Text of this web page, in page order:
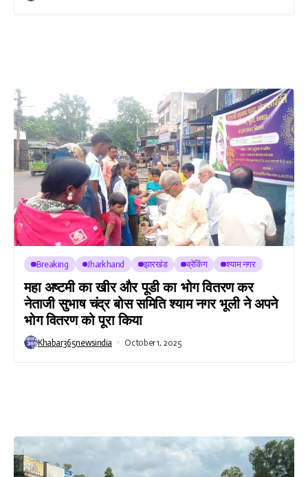
Breaking Jharkhand झारखंड ब्रेकिंग श्याम नगर
महा अष्टमी का खीर और पूडी का भोग वितरण कर
नेताजी सुभाष चंद्र बोस समिति श्याम नगर भूली ने अपने
भोग वितरण को पूरा किया
Khabar365newsindia October 1, 2025